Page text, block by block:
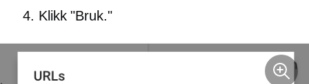
Klikk "Bruk."